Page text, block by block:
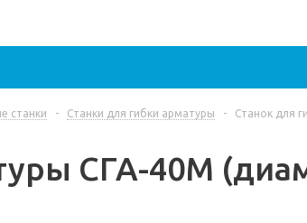
станки - Станки для гибки арматуры -
Станок для
СГА-40М